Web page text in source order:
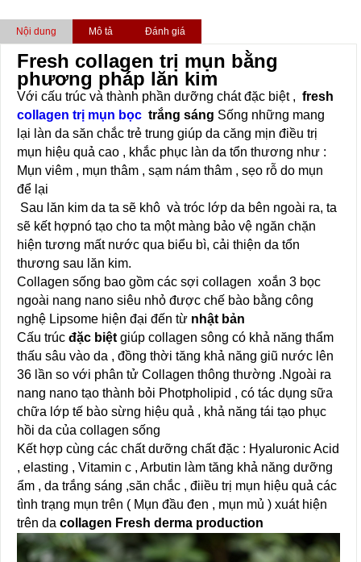
Nội dung Mô tả Đánh giá
Fresh collagen trị mụn bằng
phương pháp lăn kim
Với cấu trúc và thành phần dưỡng chát đặc biệt , fresh
collagen trị mụn bọc trắng sáng Sống những mang
lại làn da săn chắc trẻ trung giúp da căng mịn điều trị
mụn hiệu quả cao , khắc phục làn da tổn thương như :
Mụn viêm , mụn thâm , sạm nám thâm , sẹo rỗ do mụn
để lại
Sau lăn kim da ta sẽ khô và tróc lớp da bên ngoài ra, ta
sẽ kết hợpnó tạo cho ta một màng bảo vệ ngăn chặn
hiện tương mất nước qua biểu bì, cải thiện da tổn
thương sau lăn kim.
Collagen sống bao gồm các sợi collagen xoắn 3 bọc
ngoài nang nano siêu nhỏ được chế bào bằng công
nghệ Lipsome hiện đại đến từ nhật bản
Cấu trúc đặc biệt giúp collagen sông có khả năng thẩm
thấu sâu vào da , đồng thời tăng khả năng giũ nước lên
36 lần so với phân tử Collagen thông thường .Ngoài ra
nang nano tạo thành bỏi Photpholipid , có tác dụng sữa
chữa lớp tế bào sừng hiệu quả , khả năng tái tạo phục
hồi da của collagen sống
Kết hợp cùng các chất dưỡng chất đặc : Hyaluronic Acid
, elasting , Vitamin c , Arbutin làm tăng khả năng dưỡng
ẩm , da trắng sáng ,săn chắc , điiều trị mụn hiệu quả các
tình trạng mụn trên ( Mụn đầu đen , mụn mủ ) xuát hiện
trên da collagen Fresh derma production